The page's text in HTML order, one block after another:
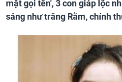
mặt gọi tên', 3 con giáp lộc
sáng như trăng Rằm, chính